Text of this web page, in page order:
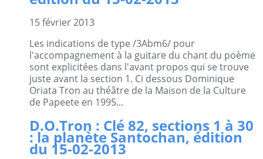
15 février 2013
Les indications de type /3Abm6/ pour
l'accompagnement à la guitare du chant du poème
sont explicitées dans l'avant propos qui se trouve
juste avant la section 1. Ci dessous Dominique
Oriata Tron au théâtre de la Maison de la Culture
de Papeete en 1995...
D.O.Tron : Clé 82, sections 1 à 30
: la planète Santochan, édition
du 15-02-2013